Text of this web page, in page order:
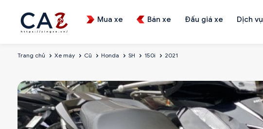
Mua xe Bán xe Đấu giá xe Dịch vụ
Trang chủ Xe máy Cũ Honda SH 150i 2021